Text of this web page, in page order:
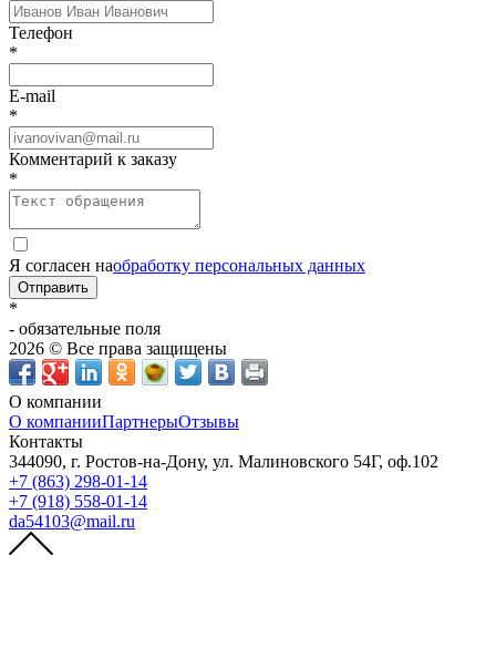
Телефон
*
E-mail
*
Комментарий к заказу
*
Я согласен наобработку персональных данных
Отправить
*
- обязательные поля
2026 © Все права защищены
О компании
О компанииПартнерыОтзывы
Контакты
344090, г. Ростов-на-Дону, ул. Малиновского 54Г, оф.102
+7 (863) 298-01-14
+7 (918) 558-01-14
da54103@mail.ru